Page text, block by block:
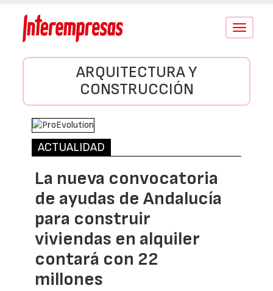
Conmutar
ARQUITECTURA Y
CONSTRUCCIÓN
ACTUALIDAD
La nueva convocatoria
de ayudas de Andalucía
para construir
viviendas en alquiler
contará con 22
millones